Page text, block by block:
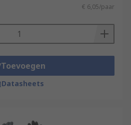
€ 6,05/paar
Toevoegen
Datasheets